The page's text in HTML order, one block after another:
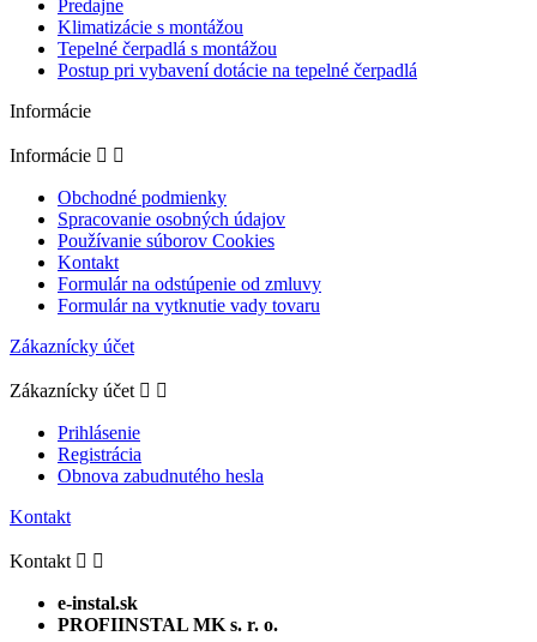
Predajne
Klimatizácie s montážou
Tepelné čerpadlá s montážou
Postup pri vybavení dotácie na tepelné čerpadlá
Informácie
Informácie  
Obchodné podmienky
Spracovanie osobných údajov
Používanie súborov Cookies
Kontakt
Formulár na odstúpenie od zmluvy
Formulár na vytknutie vady tovaru
Zákaznícky účet
Zákaznícky účet  
Prihlásenie
Registrácia
Obnova zabudnutého hesla
Kontakt
Kontakt  
e-instal.sk
PROFIINSTAL MK s. r. o.